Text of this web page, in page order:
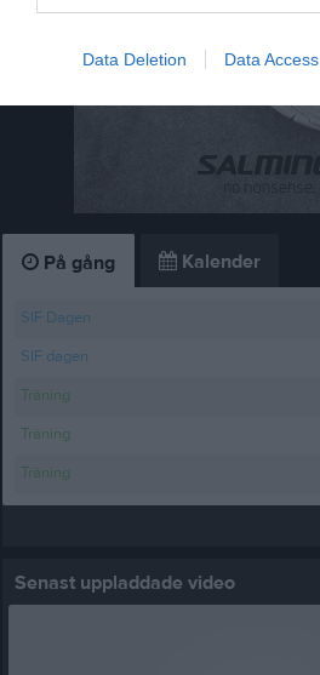
Data Deletion Data Access
På gång Kalender
SIF Dagen
SIF dagen
Träning
Träning
Träning
Senast uppladdade video